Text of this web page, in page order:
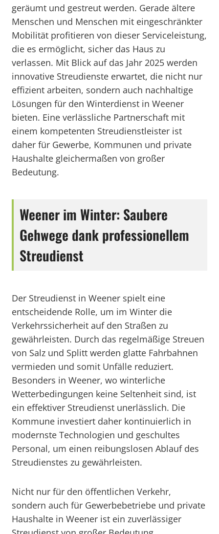
geräumt und gestreut werden. Gerade ältere
Menschen und Menschen mit eingeschränkter
Mobilität profitieren von dieser Serviceleistung,
die es ermöglicht, sicher das Haus zu
verlassen. Mit Blick auf das Jahr 2025 werden
innovative Streudienste erwartet, die nicht nur
effizient arbeiten, sondern auch nachhaltige
Lösungen für den Winterdienst in Weener
bieten. Eine verlässliche Partnerschaft mit
einem kompetenten Streudienstleister ist
daher für Gewerbe, Kommunen und private
Haushalte gleichermaßen von großer
Bedeutung.
Weener im Winter: Saubere
Gehwege dank professionellem
Streudienst
Der Streudienst in Weener spielt eine
entscheidende Rolle, um im Winter die
Verkehrssicherheit auf den Straßen zu
gewährleisten. Durch das regelmäßige Streuen
von Salz und Splitt werden glatte Fahrbahnen
vermieden und somit Unfälle reduziert.
Besonders in Weener, wo winterliche
Wetterbedingungen keine Seltenheit sind, ist
ein effektiver Streudienst unerlässlich. Die
Kommune investiert daher kontinuierlich in
modernste Technologien und geschultes
Personal, um einen reibungslosen Ablauf des
Streudienstes zu gewährleisten.
Nicht nur für den öffentlichen Verkehr,
sondern auch für Gewerbebetriebe und private
Haushalte in Weener ist ein zuverlässiger